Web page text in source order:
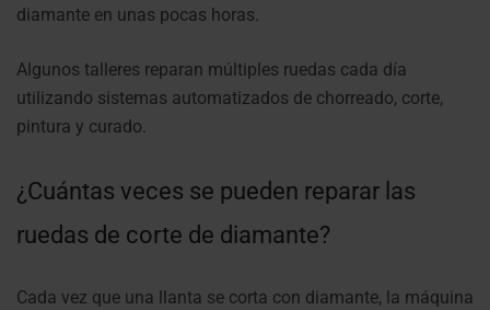
diamante en unas pocas horas.
Algunos talleres reparan múltiples ruedas cada día
utilizando sistemas automatizados de chorreado, corte,
pintura y curado.
¿Cuántas veces se pueden reparar las
ruedas de corte de diamante?
Cada vez que una llanta se corta con diamante, la máquina